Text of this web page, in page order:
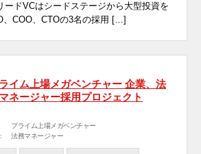
ードVCはシードステージから大型投資を
、COO、CTOの3名の採用 […]
イム上場メガベンチャー 企業、法
ネージャー採用プロジェクト
プライム上場メガベンチャー
法務マネージャー